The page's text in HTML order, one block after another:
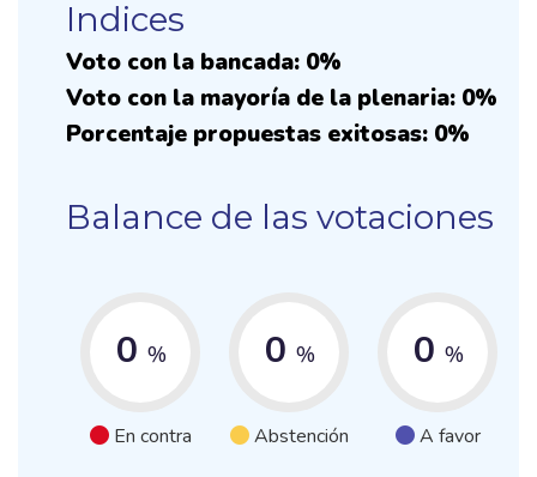
Indices
Voto con la bancada: 0%
Voto con la mayoría de la plenaria: 0%
Porcentaje propuestas exitosas: 0%
Balance de las votaciones
0 %
En contra
0 %
Abstención
0 %
A favor